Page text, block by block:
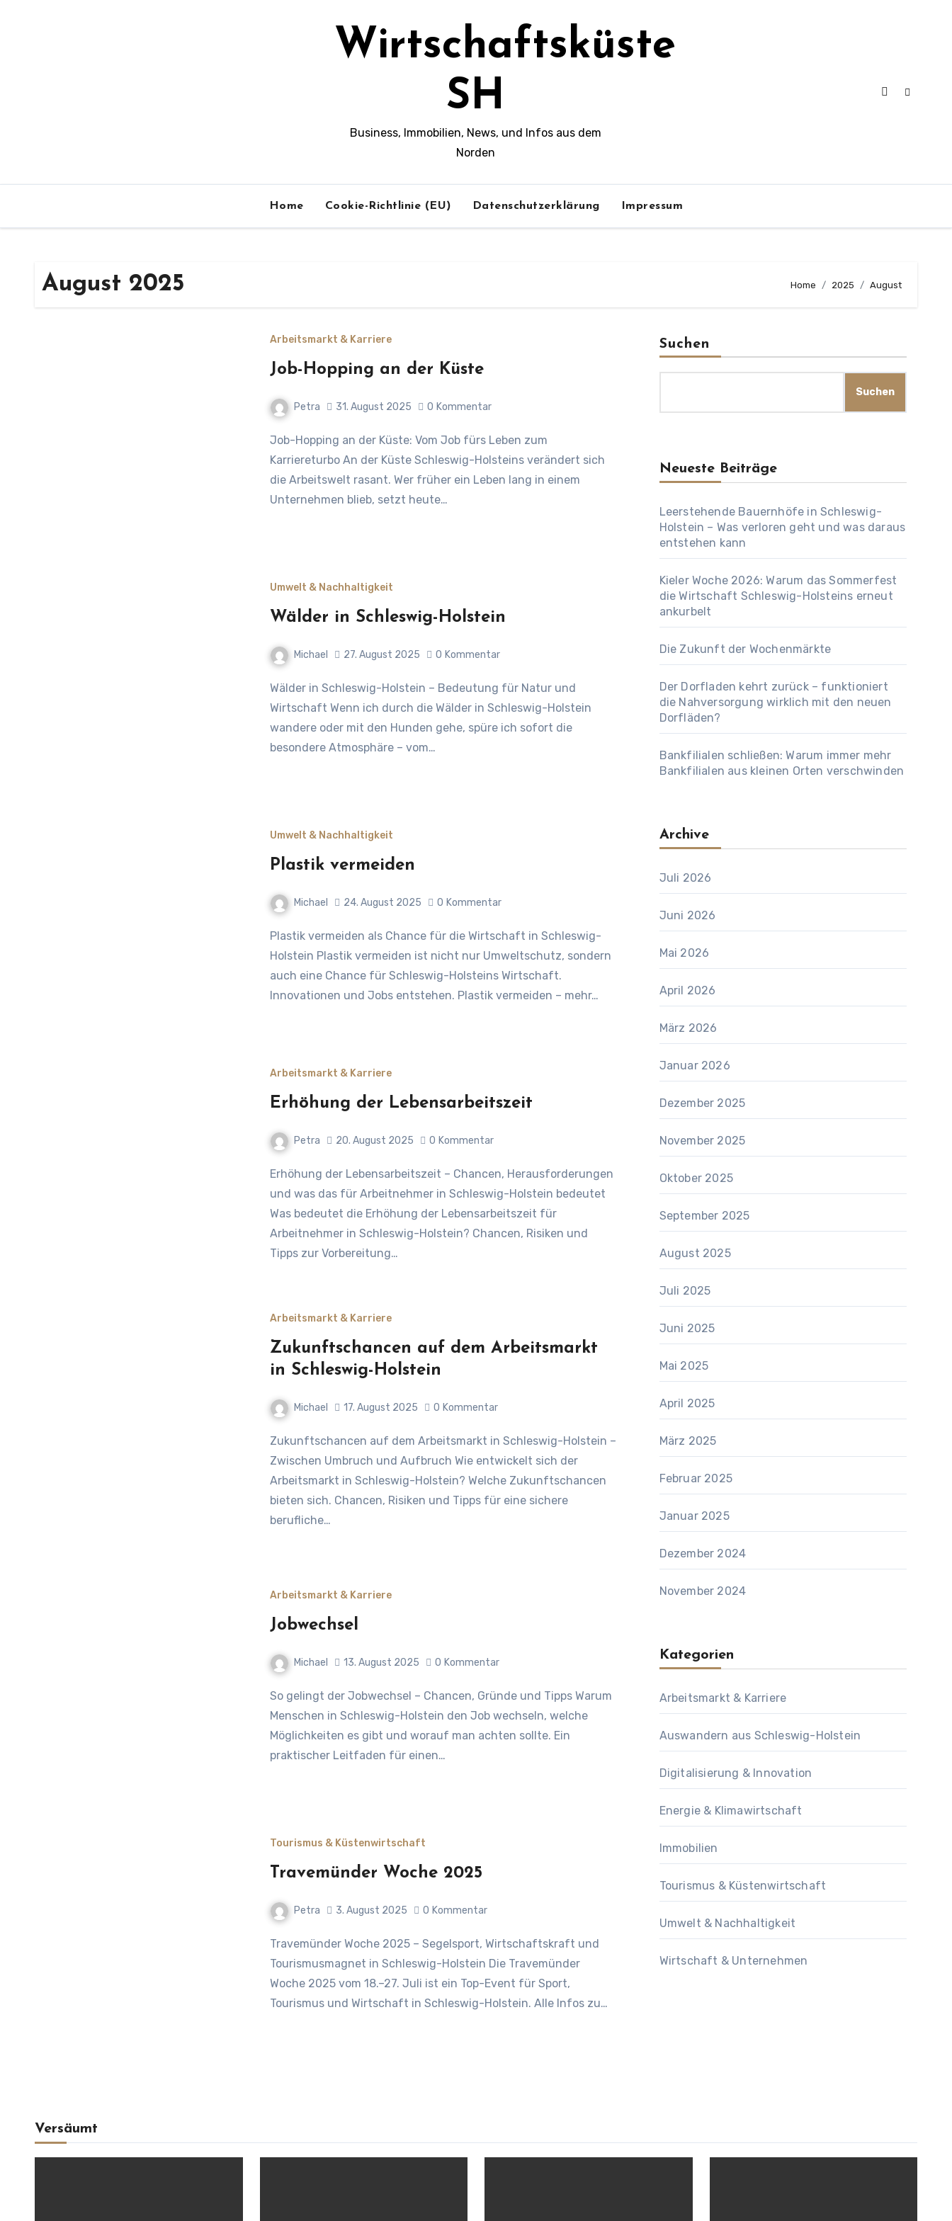
Wirtschaftsküste
SH
Business, Immobilien, News, und Infos aus dem
Norden
Home Cookie-Richtlinie (EU) Datenschutzerklärung Impressum
August 2025 Home 2025 August
Arbeitsmarkt & Karriere
Job-Hopping an der Küste
Petra 31. August 2025 0 Kommentar
Job-Hopping an der Küste: Vom Job fürs Leben zum
Karriereturbo An der Küste Schleswig-Holsteins verändert sich
die Arbeitswelt rasant. Wer früher ein Leben lang in einem
Unternehmen blieb, setzt heute…
Umwelt & Nachhaltigkeit
Wälder in Schleswig-Holstein
Michael 27. August 2025 0 Kommentar
Wälder in Schleswig-Holstein – Bedeutung für Natur und
Wirtschaft Wenn ich durch die Wälder in Schleswig-Holstein
wandere oder mit den Hunden gehe, spüre ich sofort die
besondere Atmosphäre – vom…
Umwelt & Nachhaltigkeit
Plastik vermeiden
Michael 24. August 2025 0 Kommentar
Plastik vermeiden als Chance für die Wirtschaft in Schleswig-
Holstein Plastik vermeiden ist nicht nur Umweltschutz, sondern
auch eine Chance für Schleswig-Holsteins Wirtschaft.
Innovationen und Jobs entstehen. Plastik vermeiden – mehr…
Arbeitsmarkt & Karriere
Erhöhung der Lebensarbeitszeit
Petra 20. August 2025 0 Kommentar
Erhöhung der Lebensarbeitszeit – Chancen, Herausforderungen
und was das für Arbeitnehmer in Schleswig-Holstein bedeutet
Was bedeutet die Erhöhung der Lebensarbeitszeit für
Arbeitnehmer in Schleswig-Holstein? Chancen, Risiken und
Tipps zur Vorbereitung…
Arbeitsmarkt & Karriere
Zukunftschancen auf dem Arbeitsmarkt
in Schleswig-Holstein
Michael 17. August 2025 0 Kommentar
Zukunftschancen auf dem Arbeitsmarkt in Schleswig-Holstein –
Zwischen Umbruch und Aufbruch Wie entwickelt sich der
Arbeitsmarkt in Schleswig-Holstein? Welche Zukunftschancen
bieten sich. Chancen, Risiken und Tipps für eine sichere
berufliche…
Arbeitsmarkt & Karriere
Jobwechsel
Michael 13. August 2025 0 Kommentar
So gelingt der Jobwechsel – Chancen, Gründe und Tipps Warum
Menschen in Schleswig-Holstein den Job wechseln, welche
Möglichkeiten es gibt und worauf man achten sollte. Ein
praktischer Leitfaden für einen…
Tourismus & Küstenwirtschaft
Travemünder Woche 2025
Petra 3. August 2025 0 Kommentar
Travemünder Woche 2025 – Segelsport, Wirtschaftskraft und
Tourismusmagnet in Schleswig-Holstein Die Travemünder
Woche 2025 vom 18.–27. Juli ist ein Top-Event für Sport,
Tourismus und Wirtschaft in Schleswig-Holstein. Alle Infos zu…
Suchen
Suchen
Neueste Beiträge
Leerstehende Bauernhöfe in Schleswig-
Holstein – Was verloren geht und was daraus
entstehen kann
Kieler Woche 2026: Warum das Sommerfest
die Wirtschaft Schleswig-Holsteins erneut
ankurbelt
Die Zukunft der Wochenmärkte
Der Dorfladen kehrt zurück – funktioniert
die Nahversorgung wirklich mit den neuen
Dorfläden?
Bankfilialen schließen: Warum immer mehr
Bankfilialen aus kleinen Orten verschwinden
Archive
Juli 2026
Juni 2026
Mai 2026
April 2026
März 2026
Januar 2026
Dezember 2025
November 2025
Oktober 2025
September 2025
August 2025
Juli 2025
Juni 2025
Mai 2025
April 2025
März 2025
Februar 2025
Januar 2025
Dezember 2024
November 2024
Kategorien
Arbeitsmarkt & Karriere
Auswandern aus Schleswig-Holstein
Digitalisierung & Innovation
Energie & Klimawirtschaft
Immobilien
Tourismus & Küstenwirtschaft
Umwelt & Nachhaltigkeit
Wirtschaft & Unternehmen
Versäumt